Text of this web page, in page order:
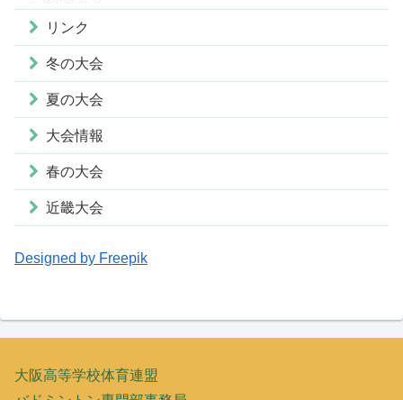
リンク
冬の大会
夏の大会
大会情報
春の大会
近畿大会
Designed by Freepik
大阪高等学校体育連盟